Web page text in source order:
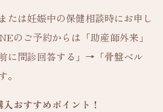
たは妊娠中の保健相談時にお申し
のご予約からは「助産師外来」
問診回答する」→「骨盤ベル
。
おすすめポイント！